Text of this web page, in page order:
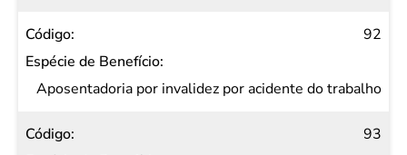
92
Aposentadoria por invalidez por acidente do trabalho
93